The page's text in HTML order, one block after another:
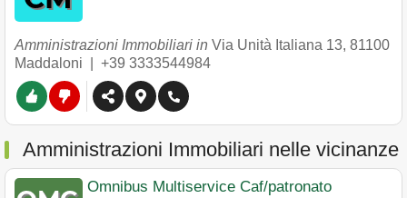
Amministrazioni Immobiliari in Via Unità Italiana 13, 81100
Maddaloni
+39 3333544984
Amministrazioni Immobiliari nelle vicinanze
Omnibus Multiservice Caf/patronato